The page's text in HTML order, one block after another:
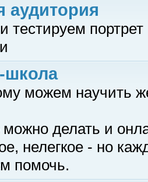
аудитория
тестируем
школа
можем научить
делать и
нелегкое - но
помочь.